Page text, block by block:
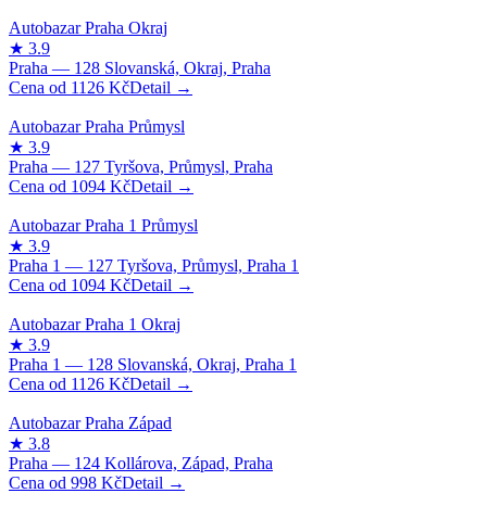
1126 Kč
1094 Kč
1094 Kč
1126 Kč
998 Kč